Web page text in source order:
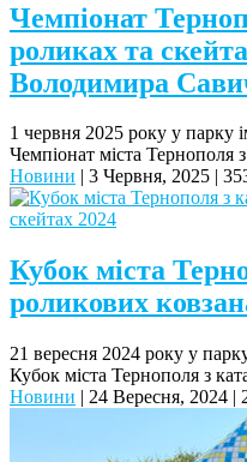
Чемпіонат
роликах та
Володимира
1 червня 2025 року у парку
Чемпіонат міста Тернополя
Новини
3 Червня, 2025
Кубок міста
роликових
21 вересня 2024 року у
Кубок міста Тернополя з
Новини | 24 Вересня, 2024 |